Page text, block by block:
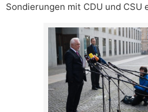
Sondierungen mit CDU und CSU